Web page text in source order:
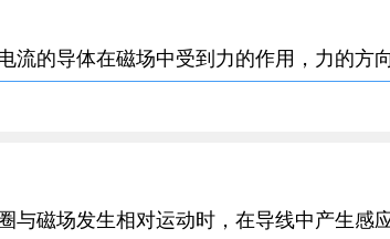
流的导体在磁场中受到力的作用，力的方
与磁场发生相对运动时，在导线中产生感